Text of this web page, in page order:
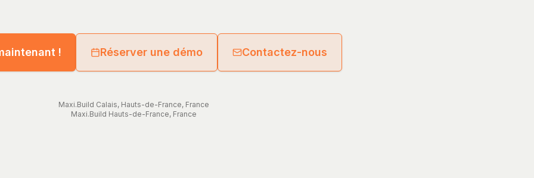
! Réserver une démo Contactez-nous
Maxi.Build Calais, Hauts-de-France, France
Maxi.Build Hauts-de-France, France